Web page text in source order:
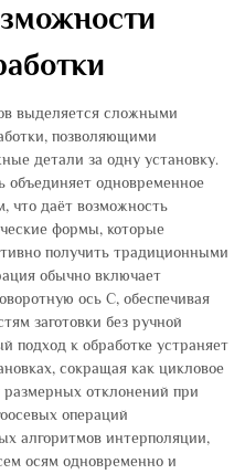
выделяется сложными
позволяющими
детали за одну установку.
объединяет одновременное
что даёт возможность
формы, которые
получить традиционными
обычно включает
ось C, обеспечивая
заготовки без ручной
подход к обработке устраняет
сокращая как цикловое
отклонений при
операций
алгоритмов интерполяции,
осям одновременно и